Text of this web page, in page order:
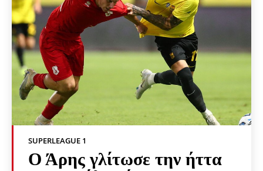
SUPERLEAGUE 1
Ο Άρης γλίτωσε την ήττα